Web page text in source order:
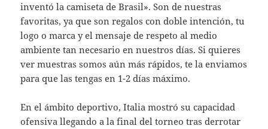
inventó la camiseta de Brasil». Son de nuestras
favoritas, ya que son regalos con doble intención, tu
logo o marca y el mensaje de respeto al medio
ambiente tan necesario en nuestros días. Si quieres
ver muestras somos aún más rápidos, te la enviamos
para que las tengas en 1-2 días máximo.
En el ámbito deportivo, Italia mostró su capacidad
ofensiva llegando a la final del torneo tras derrotar